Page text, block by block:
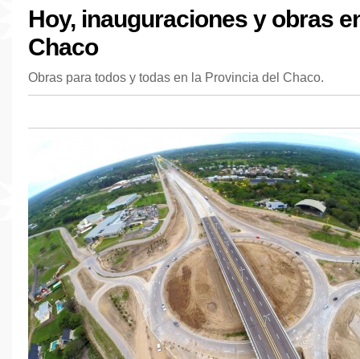
Hoy, inauguraciones y obras
Chaco
Obras para todos y todas en la Provincia del Chaco.